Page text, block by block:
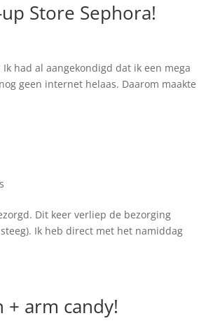
Store Sephora!
had al aangekondigd dat ik een mega
geen internet helaas. Daarom maakte
Dit keer verliep de bezorging
Ik heb direct met het namiddag
+ arm candy!